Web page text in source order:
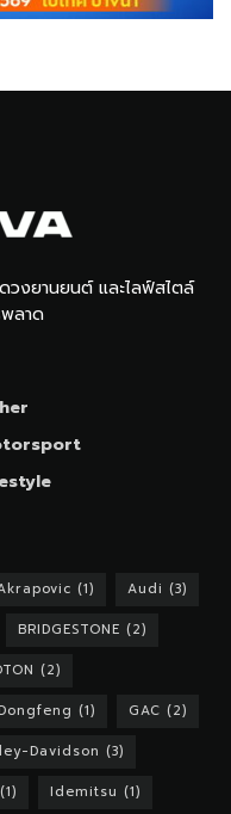
วงยานยนต์ และไลฟ์สไตล์
พลาด
(1) Audi (3)
BRIDGESTONE (2)
(2)
(1) GAC (2)
Davidson (3)
(1) Idemitsu (1)